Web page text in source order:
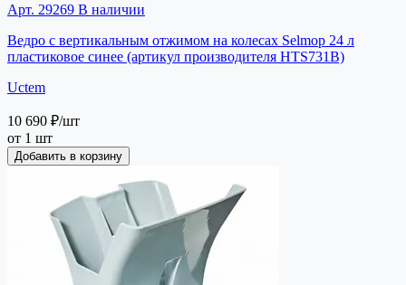
Арт. 29269 В наличии
Ведро с вертикальным отжимом на колесах Selmop 24 л
пластиковое синее (артикул производителя HTS731B)
Uctem
10 690 ₽/шт
от 1 шт
Добавить в корзину